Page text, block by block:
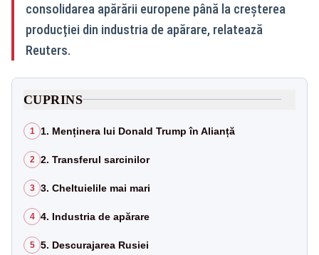
consolidarea apărării europene până la creșterea
producției din industria de apărare, relatează
Reuters.
CUPRINS
1 1. Menținera lui Donald Trump în Alianță
2 2. Transferul sarcinilor
3 3. Cheltuielile mai mari
4 4. Industria de apărare
5 5. Descurajarea Rusiei